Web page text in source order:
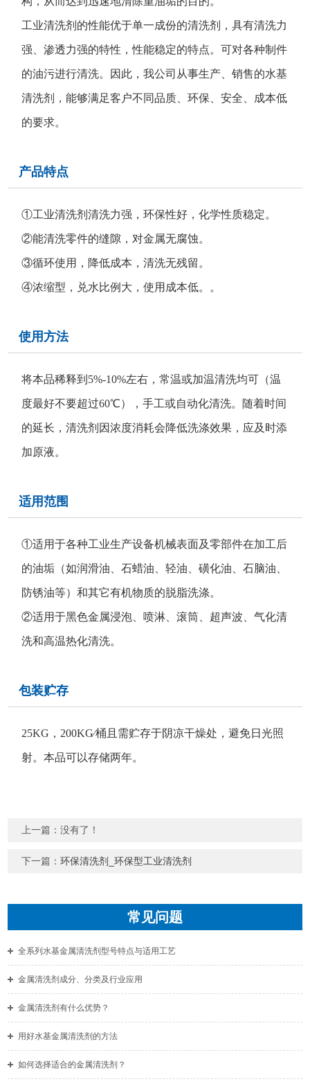
工业清洗剂的性能优于单一成份的清洗剂，具有清洗力
强、渗透力强的特性，性能稳定的特点。可对各种制件
的油污进行清洗。因此，我公司从事生产、销售的水基
清洗剂，能够满足客户不同品质、环保、安全、成本低
的要求。
产品特点
①工业清洗剂清洗力强，环保性好，化学性质稳定。
②能清洗零件的缝隙，对金属无腐蚀。
③循环使用，降低成本，清洗无残留。
④浓缩型，兑水比例大，使用成本低。。
使用方法
将本品稀释到5%-10%左右，常温或加温清洗均可（温
度最好不要超过60℃），手工或自动化清洗。随着时间
的延长，清洗剂因浓度消耗会降低洗涤效果，应及时添
加原液。
适用范围
①适用于各种工业生产设备机械表面及零部件在加工后
的油垢（如润滑油、石蜡油、轻油、磺化油、石脑油、
防锈油等）和其它有机物质的脱脂洗涤。
②适用于黑色金属浸泡、喷淋、滚筒、超声波、气化清
洗和高温热化清洗。
包装贮存
25KG，200KG∕桶且需贮存于阴凉干燥处，避免日光照
射。本品可以存储两年。
上一篇：没有了！
下一篇：环保清洗剂_环保型工业清洗剂
常见问题
全系列水基金属清洗剂型号特点与适用工艺
金属清洗剂成分、分类及行业应用
金属清洗剂有什么优势？
用好水基金属清洗剂的方法
如何选择适合的金属清洗剂？